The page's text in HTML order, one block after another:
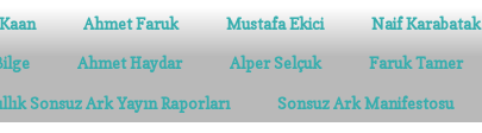
Ahmet Faruk Mustafa Ekici Naif Karabatak
Ahmet Haydar Alper Selçuk Faruk Tamer
Sonsuz Ark Yayın Raporları Sonsuz Ark Manifestosu